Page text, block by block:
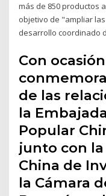
más de 850 productos
objetivo de "ampliar
desarrollo coordinado
Con
de las
la
Popular
junto con
China de
la Cámara